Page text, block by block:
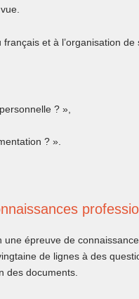
et à l’organisation de
? »,
? ».
épreuve de
de lignes à des
des documents.